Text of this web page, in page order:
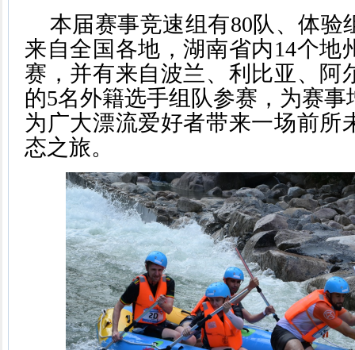
本届赛事竞速组有80队、体验
来自全国各地，湖南省内14个地
赛，并有来自波兰、利比亚、阿
的5名外籍选手组队参赛，为赛
为广大漂流爱好者带来一场前所
态之旅。